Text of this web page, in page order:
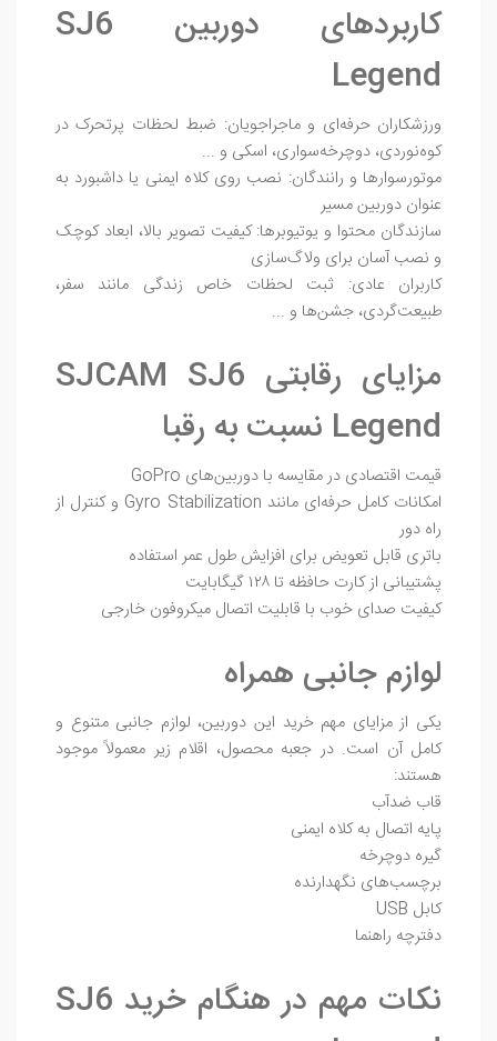
کاربردهای دوربین SJ6
Legend
ورزشکاران حرفه‌ای و ماجراجویان: ضبط لحظات پرتحرک در
کوه‌نوردی، دوچرخه‌سواری، اسکی و ...
موتورسوارها و رانندگان: نصب روی کلاه ایمنی یا داشبورد به
عنوان دوربین مسیر
سازندگان محتوا و یوتیوبرها: کیفیت تصویر بالا، ابعاد کوچک
و نصب آسان برای ولاگ‌سازی
کاربران عادی: ثبت لحظات خاص زندگی مانند سفر،
طبیعت‌گردی، جشن‌ها و ...
مزایای رقابتی SJCAM SJ6
Legend نسبت به رقبا
قیمت اقتصادی در مقایسه با دوربین‌های GoPro
امکانات کامل حرفه‌ای مانند Gyro Stabilization و کنترل از
راه دور
باتری قابل تعویض برای افزایش طول عمر استفاده
پشتیبانی از کارت حافظه تا ۱۲۸ گیگابایت
کیفیت صدای خوب با قابلیت اتصال میکروفون خارجی
لوازم جانبی همراه
یکی از مزایای مهم خرید این دوربین، لوازم جانبی متنوع و
کامل آن است. در جعبه محصول، اقلام زیر معمولاً موجود
هستند:
قاب ضدآب
پایه اتصال به کلاه ایمنی
گیره دوچرخه
برچسب‌های نگهدارنده
کابل USB
دفترچه راهنما
نکات مهم در هنگام خرید SJ6